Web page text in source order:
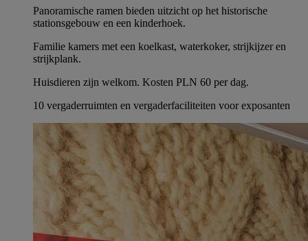
Panoramische ramen bieden uitzicht op het historische
stationsgebouw en een kinderhoek.
Familie kamers met een koelkast, waterkoker, strijkijzer en
strijkplank.
Huisdieren zijn welkom. Kosten PLN 60 per dag.
10 vergaderruimten en vergaderfaciliteiten voor exposanten